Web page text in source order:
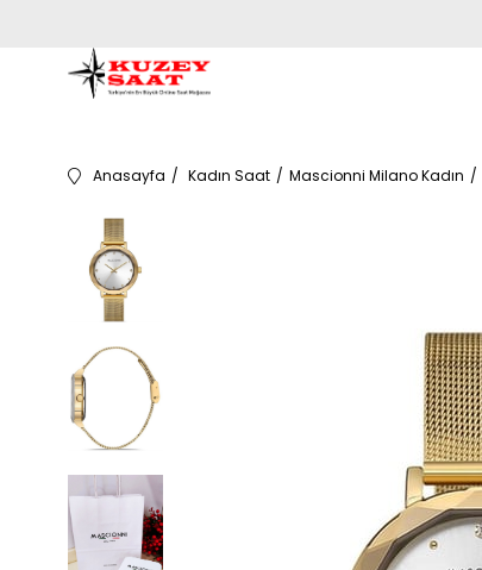
Anasayfa Kadın Saat Mascionni Milano Kadın